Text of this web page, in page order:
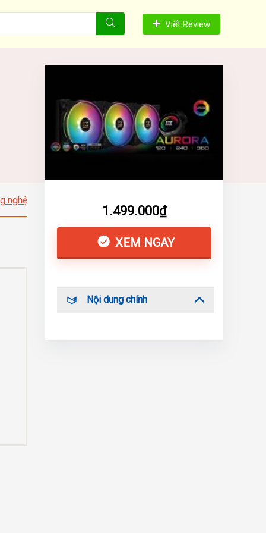
Viết Review
1.499.000₫
XEM NGAY
Nội dung chính
nghệ